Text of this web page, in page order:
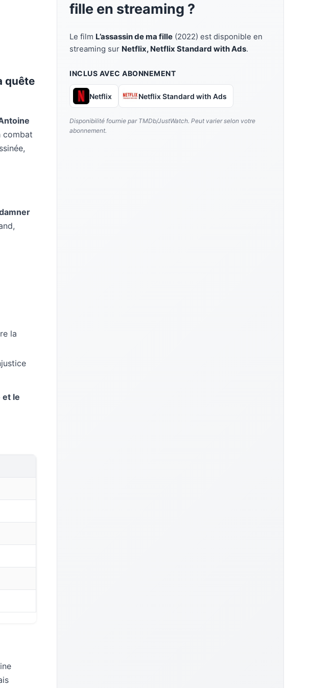
quête
combat
la
et le
fille en streaming ?
Le film L’assassin de ma fille (2022) est disponible en
streaming sur Netflix, Netflix Standard with Ads.
INCLUS AVEC ABONNEMENT
Netflix Netflix Standard with Ads
Disponibilité fournie par TMDb/JustWatch. Peut varier selon votre
abonnement.